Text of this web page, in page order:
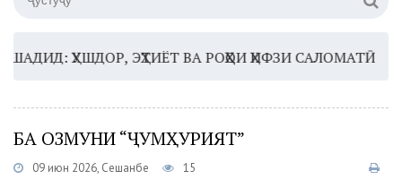
ҲУШДОР, ЭҲТИЁТ ВА РОҲҲОИ ҲИФЗИ САЛОМАТӢ
БА ОЗМУНИ “ҶУМҲУРИЯТ”
09 июн 2026, Сешанбе 15